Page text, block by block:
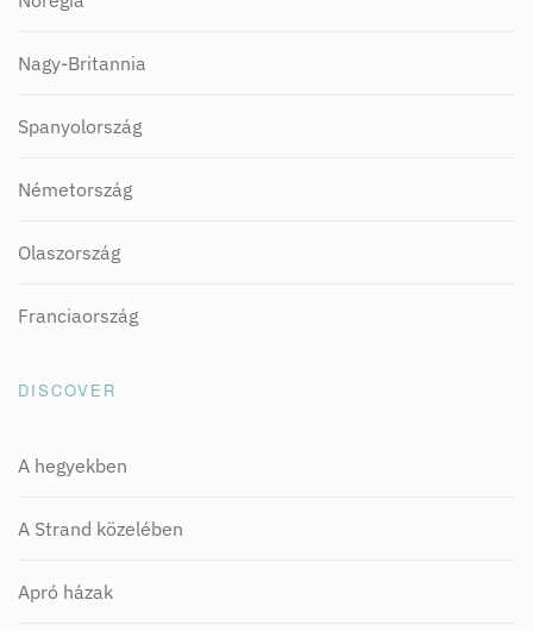
Nagy-Britannia
Spanyolország
Németország
Olaszország
Franciaország
DISCOVER
A hegyekben
A Strand közelében
Apró házak